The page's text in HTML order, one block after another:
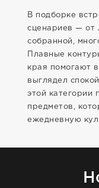
В подборке
сценариев — от
собранной,
Плавные
края помогают
выглядел
этой категории
предметов,
ежедневную